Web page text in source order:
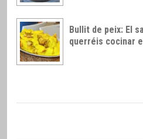
Bullit de peix: El
querréis cocinar